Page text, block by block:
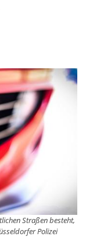
Straßen besteht,
Polizei